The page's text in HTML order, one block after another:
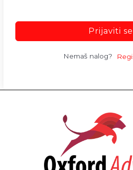
Prijaviti se
Nemaš nalog?